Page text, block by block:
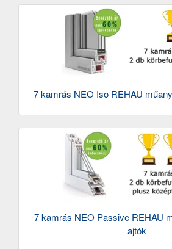
7 kamrás NEO Iso REHAU
7 kamrás NEO Passive REHAU
ajtók